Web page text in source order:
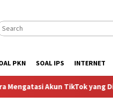
PKN SOAL IPS INTERNET
Akun TikTok yang Diblokir